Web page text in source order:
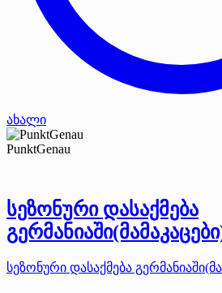
ახალი
PunktGenau
სეზონური დასაქმება
სეზონური დასაქმება